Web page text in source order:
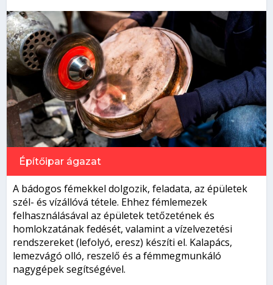
Építőipar ágazat
A bádogos fémekkel dolgozik, feladata, az épületek
szél- és vízállóvá tétele. Ehhez fémlemezek
felhasználásával az épületek tetőzetének és
homlokzatának fedését, valamint a vízelvezetési
rendszereket (lefolyó, eresz) készíti el. Kalapács,
lemezvágó olló, reszelő és a fémmegmunkáló
nagygépek segítségével.